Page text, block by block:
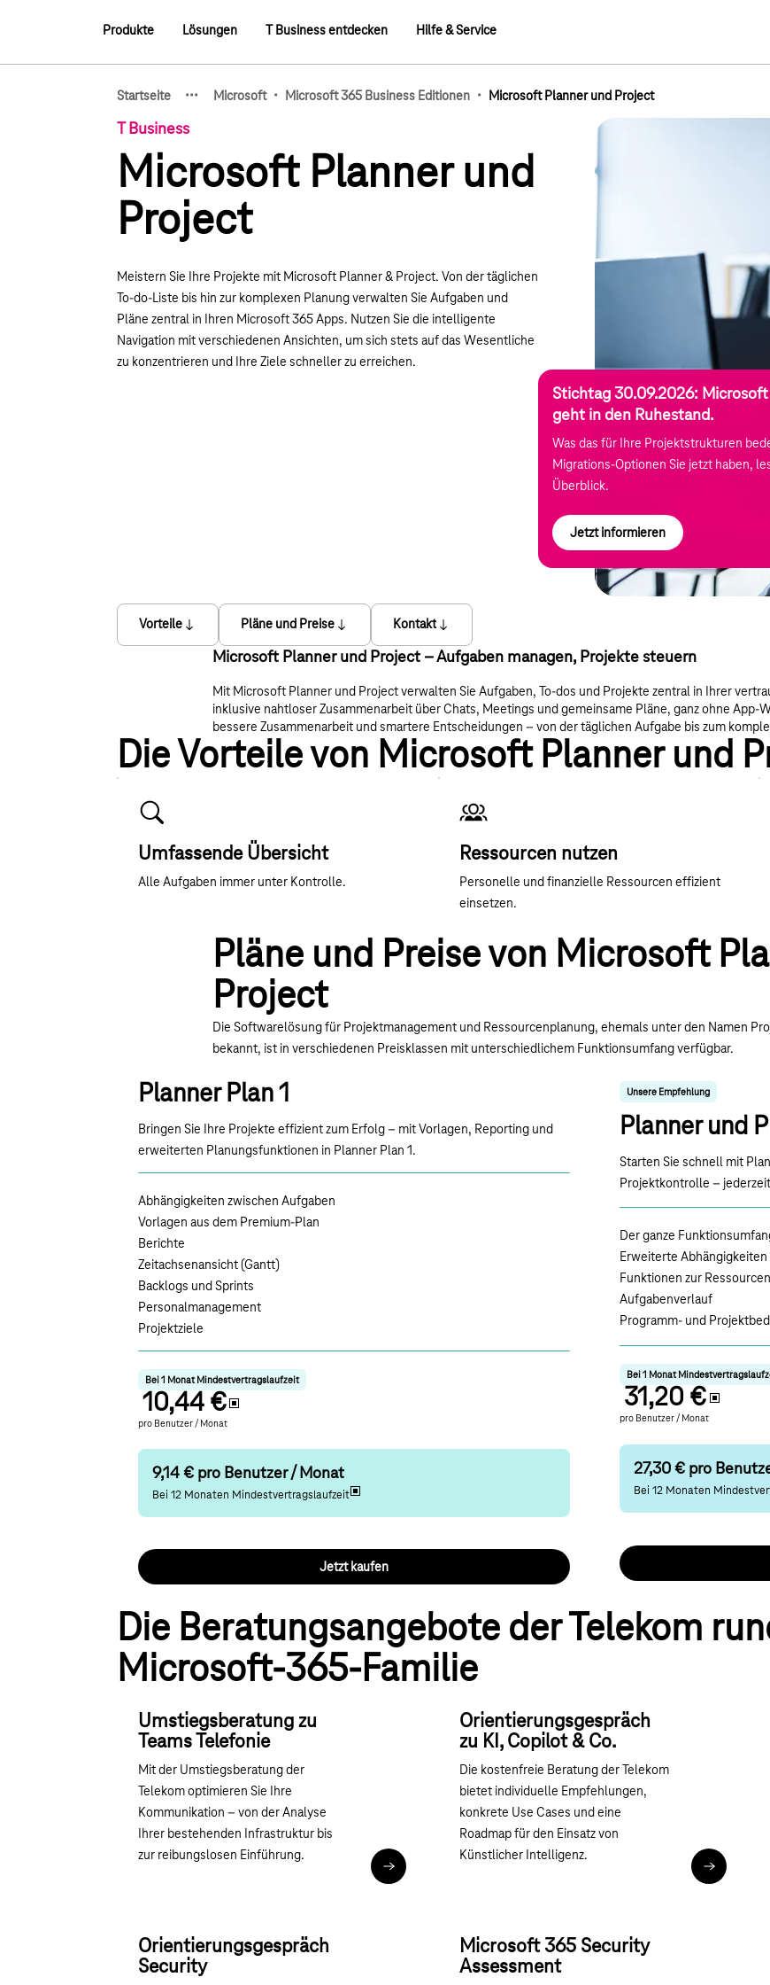
Hauptnavigation
Produkte Lösungen T Business entdecken Hilfe & Service
Startseite ··· Microsoft · Microsoft 365 Business Editionen · Microsoft Planner und Project
T Business
Microsoft Planner und
Project
Meistern Sie Ihre Projekte mit Microsoft Planner & Project. Von der täglichen
To-do-Liste bis hin zur komplexen Planung verwalten Sie Aufgaben und
Pläne zentral in Ihren Microsoft 365 Apps. Nutzen Sie die intelligente
Navigation mit verschiedenen Ansichten, um sich stets auf das Wesentliche
zu konzentrieren und Ihre Ziele schneller zu erreichen.
Stichtag 30.09.2026:
geht in den Ruhestand.
Was das für Ihre Projektstrukturen
Migrations-Optionen Sie jetzt haben,
Überblick.
Jetzt informieren
Vorteile Pläne und Preise Kontakt
Microsoft Planner und Project – Aufgaben managen, Projekte steuern
Mit Microsoft Planner und Project verwalten Sie Aufgaben, To-dos und Projekte zentral in Ihrer
inklusive nahtloser Zusammenarbeit über Chats, Meetings und gemeinsame Pläne, ganz ohne App-
bessere Zusammenarbeit und smartere Entscheidungen – von der täglichen Aufgabe bis zum
Die Vorteile von Microsoft Planner und
Umfassende Übersicht
Alle Aufgaben immer unter Kontrolle.
Ressourcen nutzen
Personelle und finanzielle Ressourcen effizient
einsetzen.
Pläne und Preise von Microsoft
Project
Die Softwarelösung für Projektmanagement und Ressourcenplanung, ehemals unter den Namen
bekannt, ist in verschiedenen Preisklassen mit unterschiedlichem Funktionsumfang verfügbar.
Planner Plan 1
Bringen Sie Ihre Projekte effizient zum Erfolg – mit Vorlagen, Reporting und
erweiterten Planungsfunktionen in Planner Plan 1.
Abhängigkeiten zwischen Aufgaben
Vorlagen aus dem Premium-Plan
Berichte
Zeitachsenansicht (Gantt)
Backlogs und Sprints
Personalmanagement
Projektziele
Bei 1 Monat Mindestvertragslaufzeit
10,44 €
pro Benutzer / Monat
9,14 € pro Benutzer / Monat
Bei 12 Monaten Mindestvertragslaufzeit
Jetzt kaufen
Unsere Empfehlung
Planner und
Starten Sie schnell mit
Projektkontrolle –
Der ganze
Erweiterte Abhängigkeiten
Funktionen zur
Aufgabenverlauf
Programm- und
Bei 1 Monat
31,20 €
pro Benutzer / Monat
27,30 € pro
Bei 12 Monaten
Die Beratungsangebote der Telekom
Microsoft-365-Familie
Umstiegsberatung zu
Teams Telefonie
Mit der Umstiegsberatung der
Telekom optimieren Sie Ihre
Kommunikation – von der Analyse
Ihrer bestehenden Infrastruktur bis
zur reibungslosen Einführung.
Microsoft Teams Telefonie einführen: Beratung für Unternehmen
Orientierungsgespräch
zu KI, Copilot & Co.
Die kostenfreie Beratung der Telekom
bietet individuelle Empfehlungen,
konkrete Use Cases und eine
Roadmap für den Einsatz von
Künstlicher Intelligenz.
KI-Beratung
Orientierungsgespräch
Security
Microsoft 365 Security
Assessment